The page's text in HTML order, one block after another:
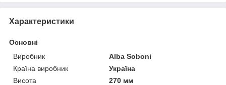
Характеристики
Основні
Виробник
Alba Soboni
Країна виробник
Україна
Висота
270 мм